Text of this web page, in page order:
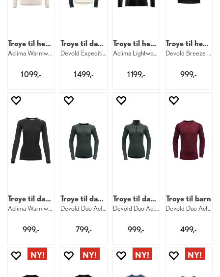
Trøye til herre
Aclima Warmwool Granddad M 395
1 099,-
Trøye til dame
Devold Expedition Merino Silk Zip W 284
1 499,-
Trøye til herre
Aclima Lightwool 140 Sports Shirt M 123
1 199,-
Trøye til herre
Devold Breeze Merino Shirt M 950
999,-
Trøye til dame
Aclima Warmwool Crew W 123
999,-
Trøye til dame
Devold Duo Active Merino Shirt W 427
799,-
Trøye til dame
Devold Duo Active Merino Zip W 427
999,-
Trøye til barn
Devold Duo Active Merino Shirt Jr 744
499,-